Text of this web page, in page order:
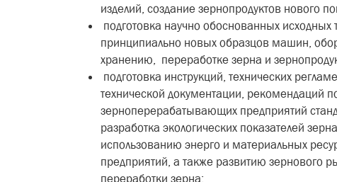
изделий, создание зернопродуктов нового
подготовка научно обоснованных
принципиально новых образцов машин,
хранению, переработке зерна и
подготовка инструкций, технических
технической документации,
зерноперерабатывающих предприятий
разработка экологических показателей
использованию энерго и материальных
предприятий, а также развитию зернового
переработки зерна;